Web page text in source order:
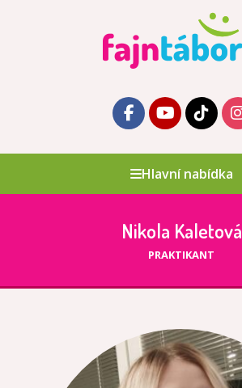
Hlavní nabídka
Nikola Kaletová
PRAKTIKANT